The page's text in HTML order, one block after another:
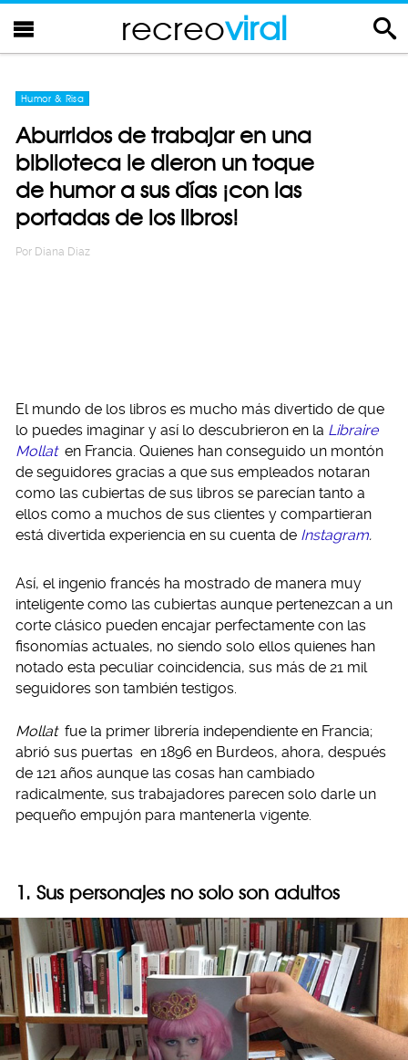
recreoviral
Humor & Risa
Aburridos de trabajar en una
biblioteca le dieron un toque
de humor a sus días ¡con las
portadas de los libros!
Por Diana Diaz
El mundo de los libros es mucho más divertido de que
lo puedes imaginar y así lo descubrieron en la Libraire
Mollat en Francia. Quienes han conseguido un montón
de seguidores gracias a que sus empleados notaran
como las cubiertas de sus libros se parecían tanto a
ellos como a muchos de sus clientes y compartieran
está divertida experiencia en su cuenta de Instagram.
Así, el ingenio francés ha mostrado de manera muy
inteligente como las cubiertas aunque pertenezcan a un
corte clásico pueden encajar perfectamente con las
fisonomías actuales, no siendo solo ellos quienes han
notado esta peculiar coincidencia, sus más de 21 mil
seguidores son también testigos.
Mollat fue la primer librería independiente en Francia;
abrió sus puertas en 1896 en Burdeos, ahora, después
de 121 años aunque las cosas han cambiado
radicalmente, sus trabajadores parecen solo darle un
pequeño empujón para mantenerla vigente.
1. Sus personajes no solo son adultos